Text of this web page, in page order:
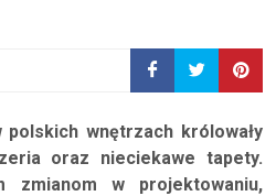
wnętrzach królowały
oraz nieciekawe tapety.
zmianom w projektowaniu,